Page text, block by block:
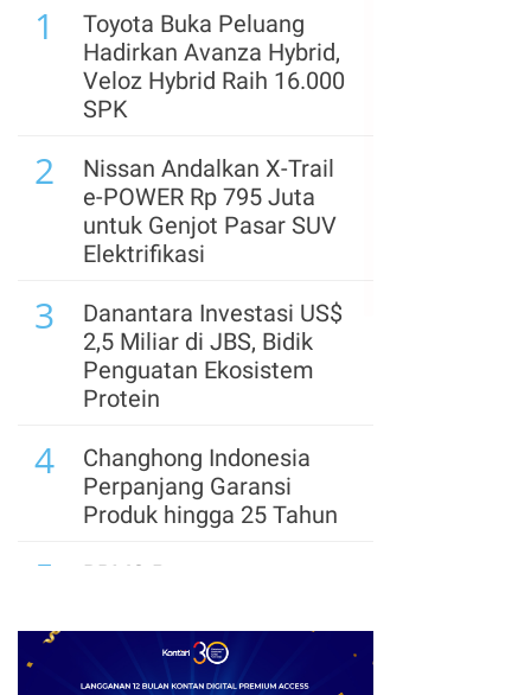
1
Toyota Buka Peluang
Hadirkan Avanza Hybrid,
Veloz Hybrid Raih 16.000
SPK
2
Nissan Andalkan X-Trail
e-POWER Rp 795 Juta
untuk Genjot Pasar SUV
Elektrifikasi
3
Danantara Investasi US$
2,5 Miliar di JBS, Bidik
Penguatan Ekosistem
Protein
4
Changhong Indonesia
Perpanjang Garansi
Produk hingga 25 Tahun
5
BRMS Percepat
Standarkan Hampir 100
Proses Bisnis